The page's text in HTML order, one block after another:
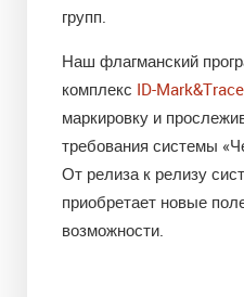
групп.
Наш флагманский
комплекс ID-
маркировку и
требования системы
От релиза к релизу
приобретает новые
возможности.